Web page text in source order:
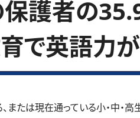
保護者の
で英語力
または現在通っている小・中